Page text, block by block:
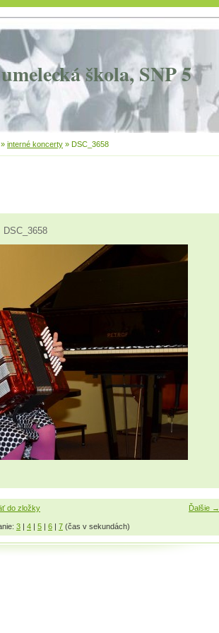
škola, SNP 5
» interné koncerty » DSC_3658
DSC_3658
Ďalšie →
do zložky
3 | 4 | 5 | 6 | 7 (čas v sekundách)